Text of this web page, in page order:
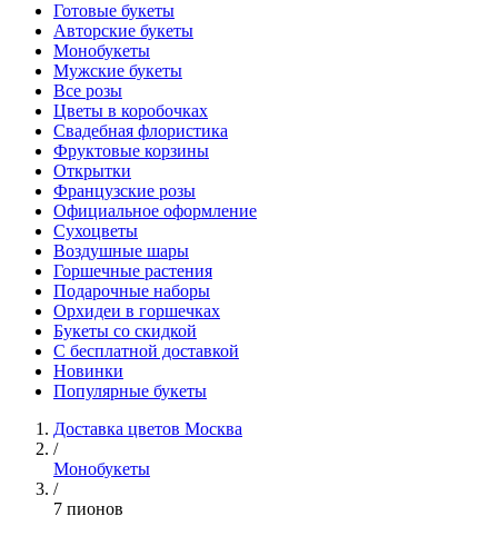
Готовые букеты
Авторские букеты
Монобукеты
Мужские букеты
Все розы
Цветы в коробочках
Свадебная флористика
Фруктовые корзины
Открытки
Французские розы
Официальное оформление
Сухоцветы
Воздушные шары
Горшечные растения
Подарочные наборы
Орхидеи в горшечках
Букеты со скидкой
С бесплатной доставкой
Новинки
Популярные букеты
Доставка цветов Москва
/
Монобукеты
/
7 пионов